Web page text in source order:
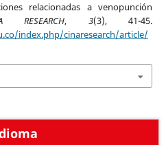
relacionadas a venopunción
RESEARCH, 3(3), 41-45.
index.php/cinaresearch/article/